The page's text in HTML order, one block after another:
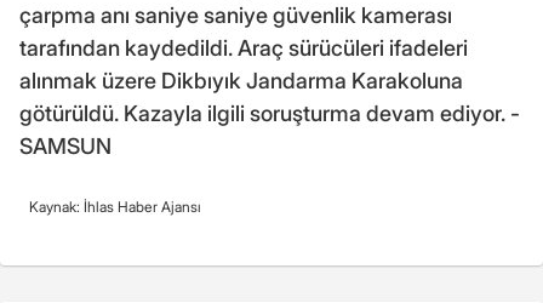
çarpma anı saniye saniye güvenlik kamerası
tarafından kaydedildi. Araç sürücüleri ifadeleri
alınmak üzere Dikbıyık Jandarma Karakoluna
götürüldü. Kazayla ilgili soruşturma devam ediyor. -
SAMSUN
Kaynak: İhlas Haber Ajansı